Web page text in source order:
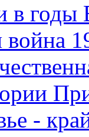
в
война
-